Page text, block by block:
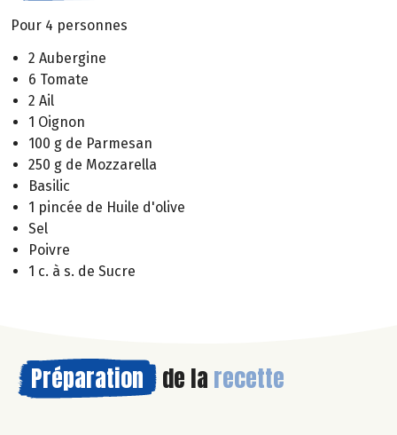
Pour 4 personnes
2 Aubergine
6 Tomate
2 Ail
1 Oignon
100 g de Parmesan
250 g de Mozzarella
Basilic
1 pincée de Huile d'olive
Sel
Poivre
1 c. à s. de Sucre
Préparation de la recette